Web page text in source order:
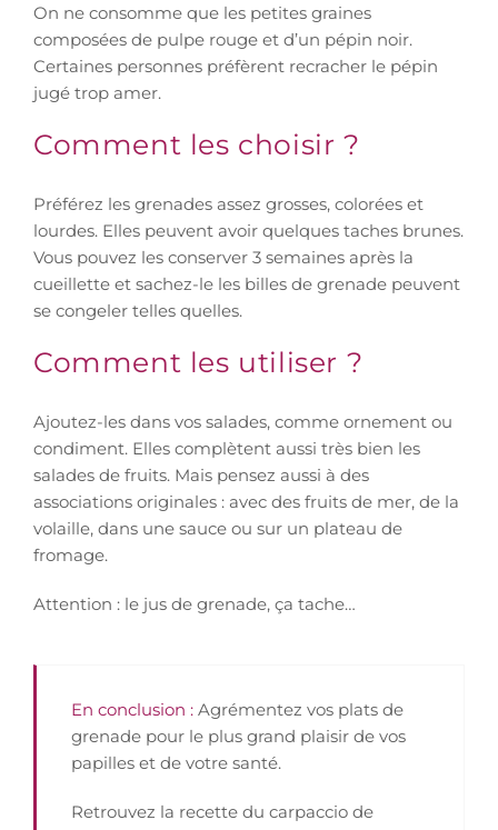
On ne consomme que les petites graines
composées de pulpe rouge et d’un pépin noir.
Certaines personnes préfèrent recracher le pépin
jugé trop amer.
Comment les choisir ?
Préférez les grenades assez grosses, colorées et
lourdes. Elles peuvent avoir quelques taches brunes.
Vous pouvez les conserver 3 semaines après la
cueillette et sachez-le les billes de grenade peuvent
se congeler telles quelles.
Comment les utiliser ?
Ajoutez-les dans vos salades, comme ornement ou
condiment. Elles complètent aussi très bien les
salades de fruits. Mais pensez aussi à des
associations originales : avec des fruits de mer, de la
volaille, dans une sauce ou sur un plateau de
fromage.
Attention : le jus de grenade, ça tache…
En conclusion : Agrémentez vos plats de
grenade pour le plus grand plaisir de vos
papilles et de votre santé.
Retrouvez la recette du carpaccio de